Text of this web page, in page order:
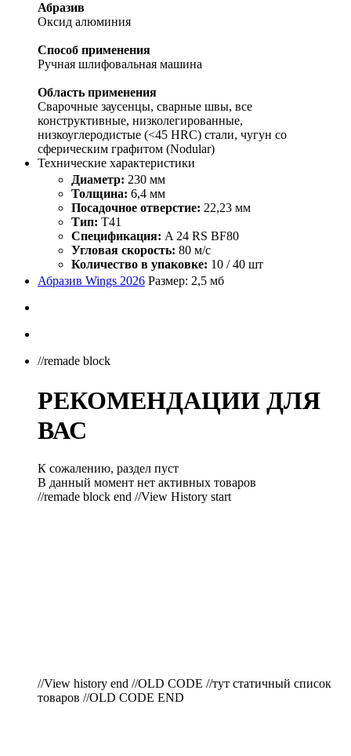
Абразив
Оксид алюминия
Способ применения
Ручная шлифовальная машина
Область применения
Сварочные заусенцы, сварные швы, все
конструктивные, низколегированные,
низкоуглеродистые (<45 HRC) стали, чугун со
сферическим графитом (Nodular)
Технические характеристики
Диаметр: 230 мм
Толщина: 6,4 мм
Посадочное отверстие: 22,23 мм
Тип: Т41
Спецификация: A 24 RS BF80
Угловая скорость: 80 м/с
Количество в упаковке: 10 / 40 шт
Абразив Wings 2026 Размер: 2,5 мб
//remade block
РЕКОМЕНДАЦИИ ДЛЯ
ВАС
К сожалению, раздел пуст
В данный момент нет активных товаров
//remade block end //View History start
//View history end //OLD CODE //тут статичный список
товаров //OLD CODE END